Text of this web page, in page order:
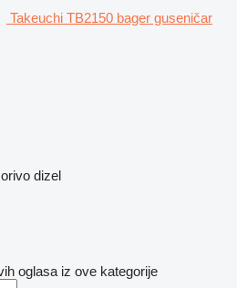
Takeuchi TB2150 bager guseničar
dizel
oglasa iz ove kategorije